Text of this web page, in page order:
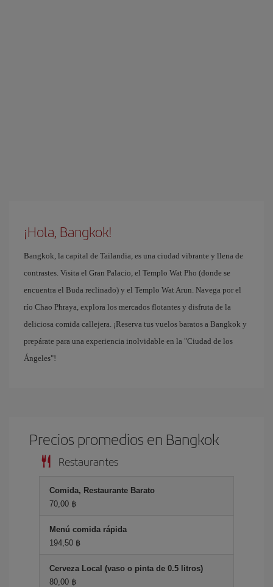
¡Hola, Bangkok!
Bangkok, la capital de Tailandia, es una ciudad vibrante y llena de
contrastes. Visita el Gran Palacio, el Templo Wat Pho (donde se
encuentra el Buda reclinado) y el Templo Wat Arun. Navega por el
río Chao Phraya, explora los mercados flotantes y disfruta de la
deliciosa comida callejera. ¡Reserva tus vuelos baratos a Bangkok y
prepárate para una experiencia inolvidable en la "Ciudad de los
Ángeles"!
Precios promedios en Bangkok
Restaurantes
Comida, Restaurante Barato
70,00 ฿
Menú comida rápida
194,50 ฿
Cerveza Local (vaso o pinta de 0.5 litros)
80,00 ฿